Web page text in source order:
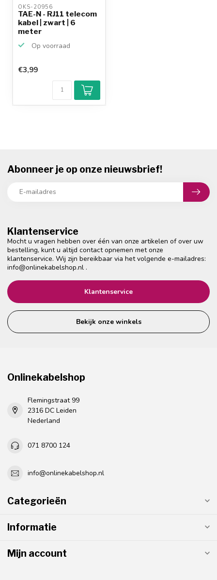
OKS-20956
TAE-N - RJ11 telecom
kabel | zwart | 6
meter
Op voorraad
€3,99
Klantenservice
Mocht u vragen hebben over één van onze artikelen of over uw
bestelling, kunt u altijd contact opnemen met onze
klantenservice. Wij zijn bereikbaar via het volgende e-mailadres:
info@onlinekabelshop.nl .
Klantenservice
Bekijk onze winkels
Abonneer je op onze nieuwsbrief!
Onlinekabelshop
Flemingstraat 99
2316 DC Leiden
Nederland
071 8700 124
info@onlinekabelshop.nl
Categorieën
Informatie
Mijn account